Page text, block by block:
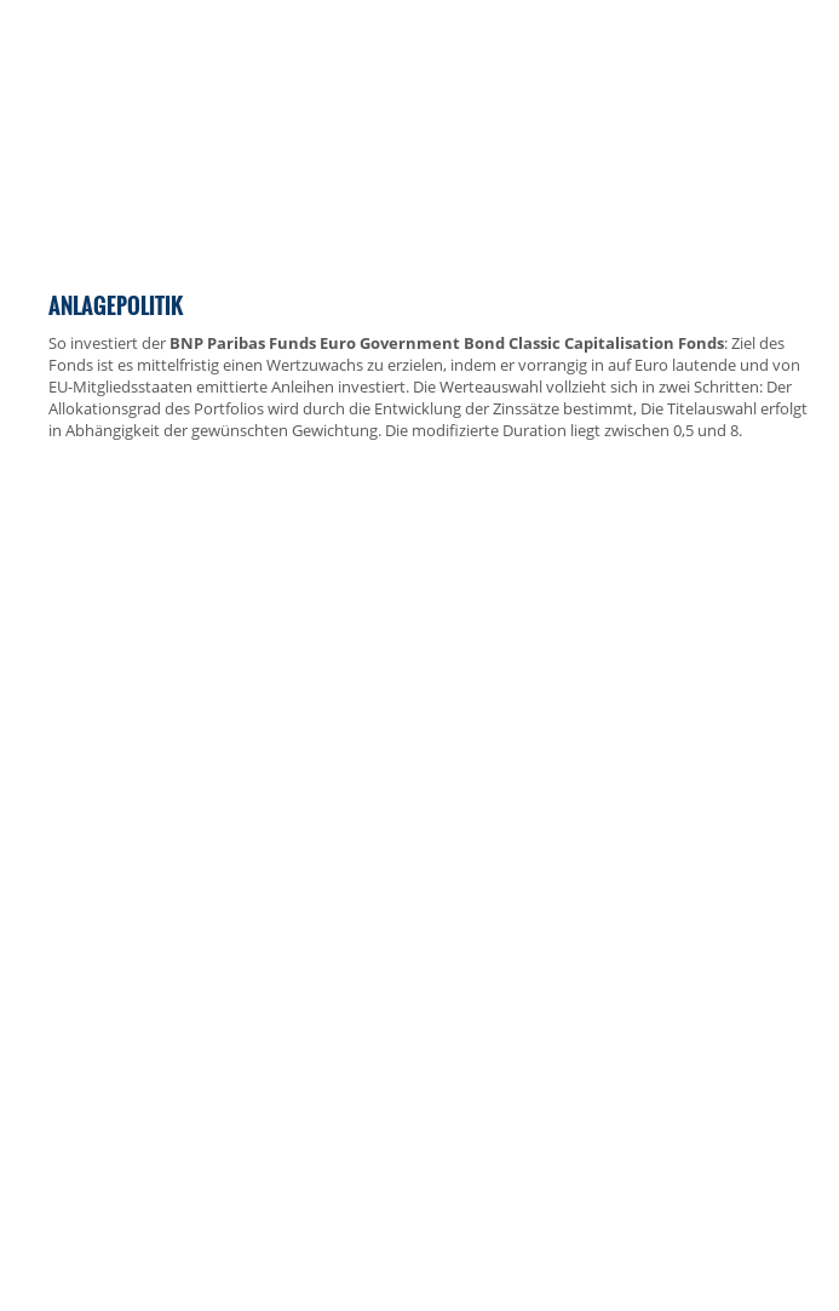
ANLAGEPOLITIK
So investiert der BNP Paribas Funds Euro Government Bond Classic Capitalisation Fonds: Ziel des
Fonds ist es mittelfristig einen Wertzuwachs zu erzielen, indem er vorrangig in auf Euro lautende und von
EU-Mitgliedsstaaten emittierte Anleihen investiert. Die Werteauswahl vollzieht sich in zwei Schritten: Der
Allokationsgrad des Portfolios wird durch die Entwicklung der Zinssätze bestimmt, Die Titelauswahl erfolgt
in Abhängigkeit der gewünschten Gewichtung. Die modifizierte Duration liegt zwischen 0,5 und 8.